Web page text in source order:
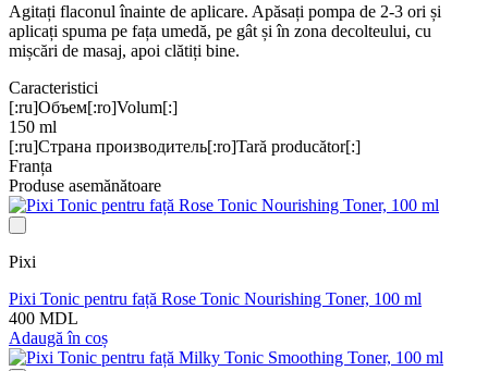
Agitați flaconul înainte de aplicare. Apăsați pompa de 2-3 ori și
aplicați spuma pe fața umedă, pe gât și în zona decolteului, cu
mișcări de masaj, apoi clătiți bine.
Caracteristici
[:ru]Объем[:ro]Volum[:]
150 ml
[:ru]Страна производитель[:ro]Tară producător[:]
Franța
Produse asemănătoare
Pixi
Pixi Tonic pentru față Rose Tonic Nourishing Toner, 100 ml
400 MDL
Adaugă în coș